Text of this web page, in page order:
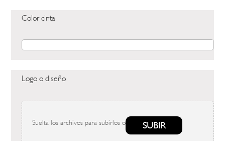
Color cinta
Logo o diseño
Suelta los archivos para subirlos o SUBIR